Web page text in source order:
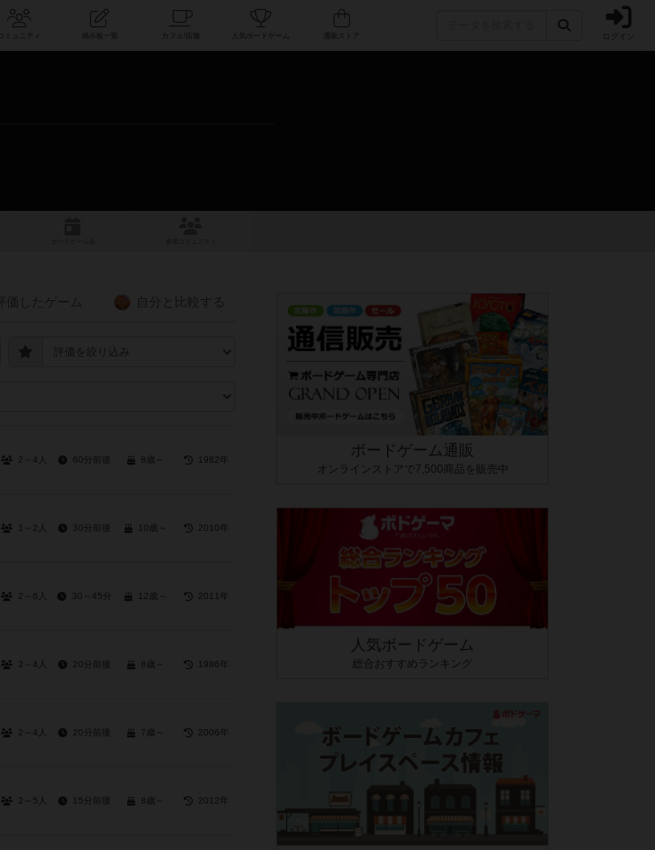
コミュニティ 人気ボードゲーム ログイン
2～4人 60分前後 8歳～ 1982年
1～2人 30分前後 10歳～ 2010年
2～6人 30～45分 12歳～ 2011年
2～4人 20分前後 8歳～ 1986年
2～4人 20分前後 7歳～ 2006年
2～5人 15分前後 8歳～ 2012年
ボードゲーム通販
オンラインストアで7,500商品を販売中
人気ボードゲーム
総合おすすめランキング